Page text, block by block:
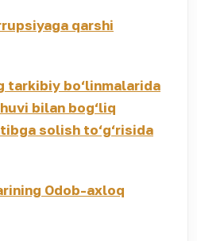
qarshi
tarkibiy bo‘linmalarida
bilan bog‘liq
solish to‘g‘risida
Odob-axloq